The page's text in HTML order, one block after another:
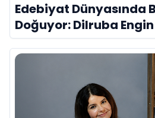
Edebiyat Dünyasında
Doğuyor: Dilruba
Evreni ‘AVENOİR’